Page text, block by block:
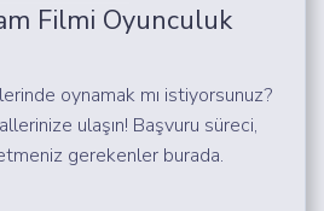
Filmi Oyunculuk
oynamak mı istiyorsunuz?
ulaşın! Başvuru süreci,
gerekenler burada.